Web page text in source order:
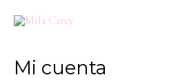
Mi cuenta